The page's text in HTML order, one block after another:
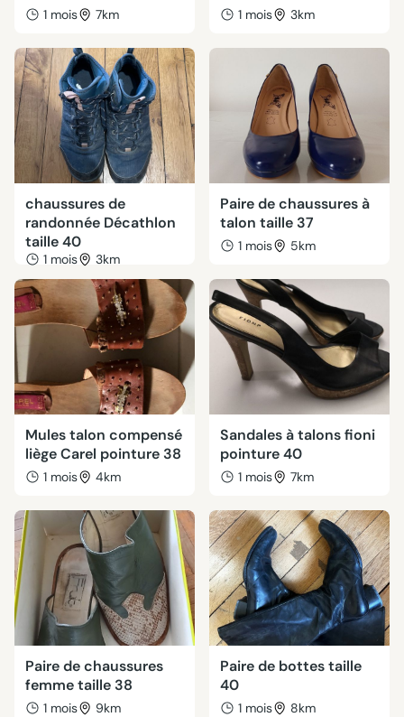
1 mois 7km 1 mois 3km
chaussures de
randonnée Décathlon
taille 40
1 mois 3km
Paire de chaussures à
talon taille 37
1 mois 5km
Mules talon compensé
liège Carel pointure 38
1 mois 4km
Sandales à talons fioni
pointure 40
1 mois 7km
Paire de chaussures
femme taille 38
1 mois 9km
Paire de bottes taille
40
1 mois 8km